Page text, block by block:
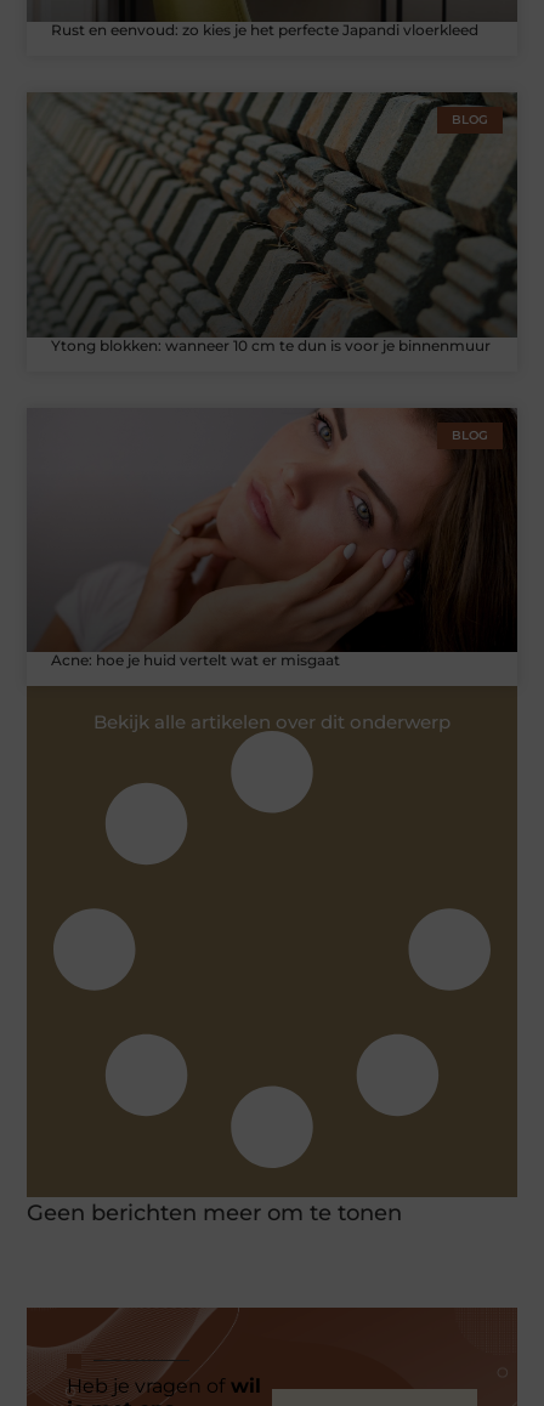
Rust en eenvoud: zo kies je het perfecte Japandi vloerkleed
BLOG
Ytong blokken: wanneer 10 cm te dun is voor je binnenmuur
BLOG
Acne: hoe je huid vertelt wat er misgaat
Bekijk alle artikelen over dit onderwerp
Geen berichten meer om te tonen
Heb je vragen ofwil